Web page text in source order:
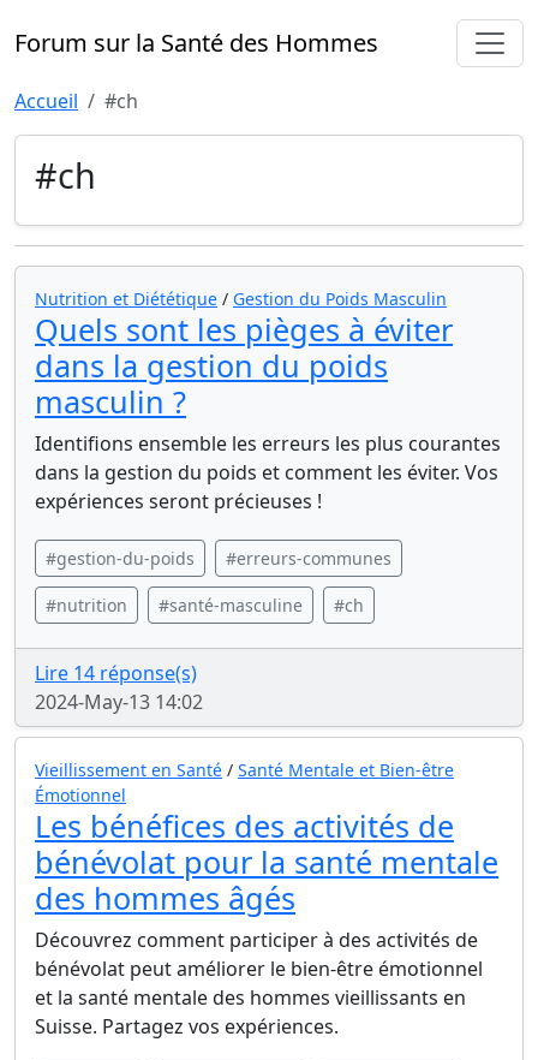
Forum sur la Santé des Hommes
Accueil #ch
#ch
Nutrition et Diététique / Gestion du Poids Masculin
Quels sont les pièges à éviter
dans la gestion du poids
masculin ?
Identifions ensemble les erreurs les plus courantes
dans la gestion du poids et comment les éviter. Vos
expériences seront précieuses !
#gestion-du-poids #erreurs-communes
#nutrition #santé-masculine #ch
Lire 14 réponse(s)
2024-May-13 14:02
Vieillissement en Santé / Santé Mentale et Bien-être
Émotionnel
Les bénéfices des activités de
bénévolat pour la santé mentale
des hommes âgés
Découvrez comment participer à des activités de
bénévolat peut améliorer le bien-être émotionnel
et la santé mentale des hommes vieillissants en
Suisse. Partagez vos expériences.